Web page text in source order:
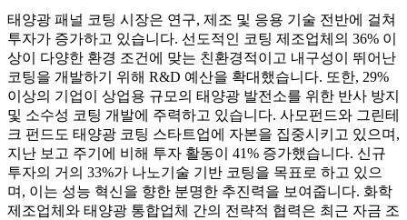
태양광 패널 코팅 시장은 연구, 제조 및 응용 기술 전반에 걸쳐
투자가 증가하고 있습니다. 선도적인 코팅 제조업체의 36% 이
상이 다양한 환경 조건에 맞는 친환경적이고 내구성이 뛰어난
코팅을 개발하기 위해 R&D 예산을 확대했습니다. 또한, 29%
이상의 기업이 상업용 규모의 태양광 발전소를 위한 반사 방지
및 소수성 코팅 개발에 주력하고 있습니다. 사모펀드와 그린테
크 펀드도 태양광 코팅 스타트업에 자본을 집중시키고 있으며,
지난 보고 주기에 비해 투자 활동이 41% 증가했습니다. 신규
투자의 거의 33%가 나노기술 기반 코팅을 목표로 하고 있으
며, 이는 성능 혁신을 향한 분명한 추진력을 보여줍니다. 화학
제조업체와 태양광 통합업체 간의 전략적 협력은 최근 자금 조